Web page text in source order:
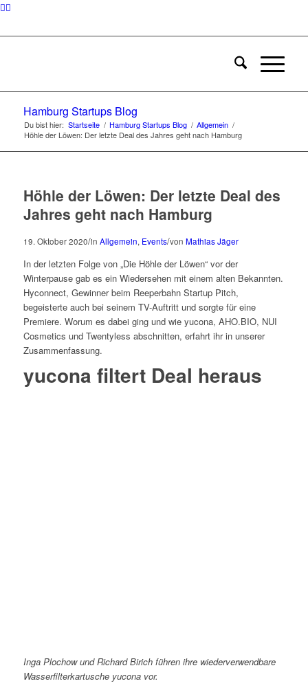
Hamburg Startups Blog
Du bist hier: Startseite / Hamburg Startups Blog / Allgemein /
Höhle der Löwen: Der letzte Deal des Jahres geht nach Hamburg
Höhle der Löwen: Der letzte Deal des
Jahres geht nach Hamburg
19. Oktober 2020/in Allgemein, Events/von Mathias Jäger
In der letzten Folge von „Die Höhle der Löwen“ vor der
Winterpause gab es ein Wiedersehen mit einem alten Bekannten.
Hyconnect, Gewinner beim Reeperbahn Startup Pitch,
begeisterte auch bei seinem TV-Auftritt und sorgte für eine
Premiere. Worum es dabei ging und wie yucona, AHO.BIO, NUI
Cosmetics und Twentyless abschnitten, erfahrt ihr in unserer
Zusammenfassung.
yucona filtert Deal heraus
Inga Plochow und Richard Birich führen ihre wiederverwendbare
Wasserfilterkartusche yucona vor.